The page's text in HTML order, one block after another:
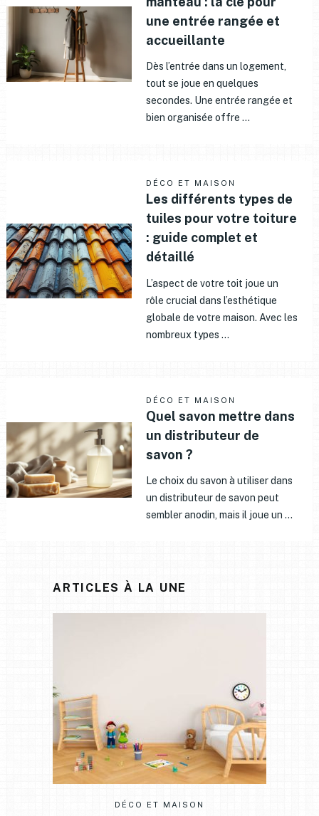
une entrée rangée et
accueillante
Dès l’entrée dans un logement,
tout se joue en quelques
secondes. Une entrée rangée et
bien organisée offre …
DÉCO ET MAISON
Les différents types de
tuiles pour votre toiture
: guide complet et
détaillé
L’aspect de votre toit joue un
rôle crucial dans l’esthétique
globale de votre maison. Avec les
nombreux types …
DÉCO ET MAISON
Quel savon mettre dans
un distributeur de
savon ?
Le choix du savon à utiliser dans
un distributeur de savon peut
sembler anodin, mais il joue un …
ARTICLES À LA UNE
DÉCO ET MAISON